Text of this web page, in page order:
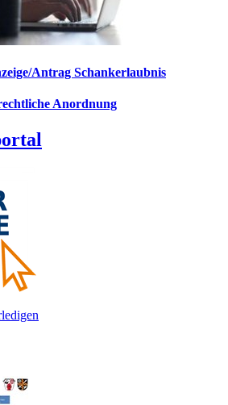
Antrag Schankerlaubnis
Anordnung